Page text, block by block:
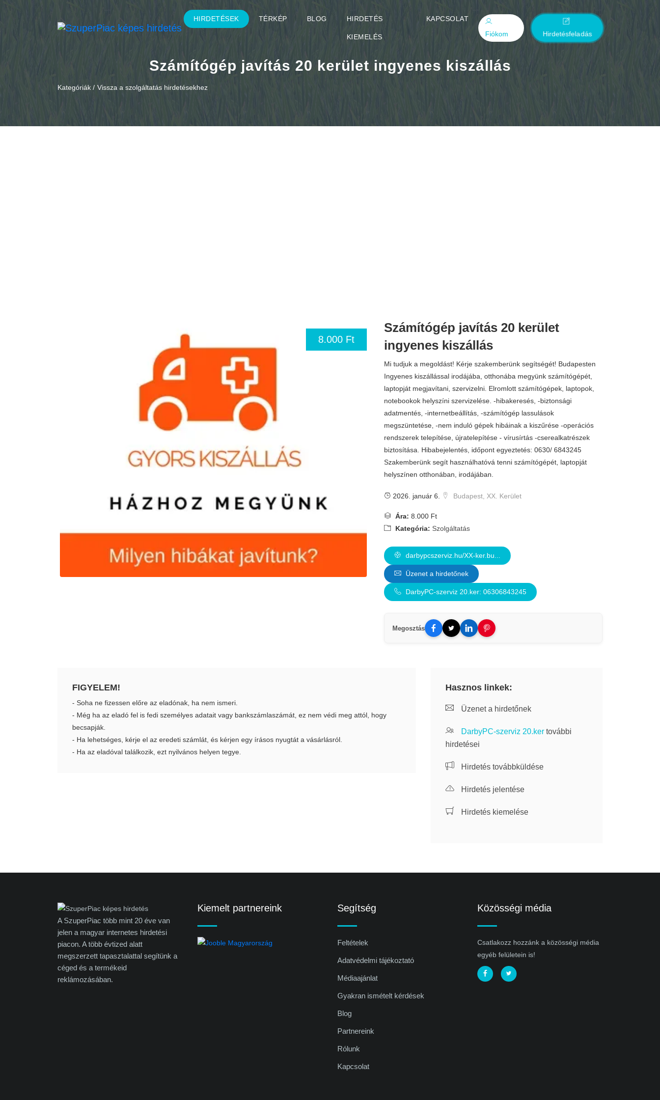
HIRDETÉSEK TÉRKÉP BLOG HIRDETÉS
KIEMELÉS
KAPCSOLAT
Fiókom
Hirdetésfeladás
Számítógép javítás 20 kerület ingyenes kiszállás
Kategóriák / Vissza a szolgáltatás hirdetésekhez
8.000 Ft
Számítógép javítás 20 kerület
ingyenes kiszállás
Mi tudjuk a megoldást! Kérje szakemberünk segítségét! Budapesten
Ingyenes kiszállással irodájába, otthonába megyünk számítógépét,
laptopját megjavítani, szervizelni. Elromlott számítógépek, laptopok,
notebookok helyszíni szervizelése. -hibakeresés, -biztonsági
adatmentés, -internetbeállítás, -számítógép lassulások
megszüntetése, -nem induló gépek hibáinak a kiszűrése -operációs
rendszerek telepítése, újratelepítése - vírusírtás -cserealkatrészek
biztosítása. Hibabejelentés, időpont egyeztetés: 0630/ 6843245
Szakemberünk segít használhatóvá tenni számítógépét, laptopját
helyszínen otthonában, irodájában.
2026. január 6. Budapest, XX. Kerület
Ára: 8.000 Ft
Kategória: Szolgáltatás
darbypcszerviz.hu/XX-ker.bu...
Üzenet a hirdetőnek
DarbyPC-szerviz 20.ker: 06306843245
Megosztás
FIGYELEM!
- Soha ne fizessen előre az eladónak, ha nem ismeri.
- Még ha az eladó fel is fedi személyes adatait vagy bankszámlaszámát, ez nem védi meg attól, hogy
becsapják.
- Ha lehetséges, kérje el az eredeti számlát, és kérjen egy írásos nyugtát a vásárlásról.
- Ha az eladóval találkozik, ezt nyilvános helyen tegye.
Hasznos linkek:
Üzenet a hirdetőnek
DarbyPC-szerviz 20.ker további
hirdetései
Hirdetés továbbküldése
Hirdetés jelentése
Hirdetés kiemelése
A SzuperPiac több mint 20 éve van
jelen a magyar internetes hirdetési
piacon. A több évtized alatt
megszerzett tapasztalattal segítünk a
céged és a termékeid
reklámozásában.
Kiemelt partnereink Segítség
Feltételek
Adatvédelmi tájékoztató
Médiaajánlat
Gyakran ismételt kérdések
Blog
Partnereink
Rólunk
Kapcsolat
Közösségi média
Csatlakozz hozzánk a közösségi média
egyéb felületein is!